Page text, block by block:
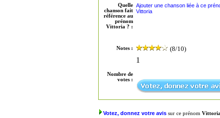
Quelle
chanson fait
référence au
prénom
Vittoria ? :
Ajouter une chanson liée à ce
Vittoria
Notes : (8/10)
Nombre de
votes :
1
Votez, donnez votre avissur ce prénom